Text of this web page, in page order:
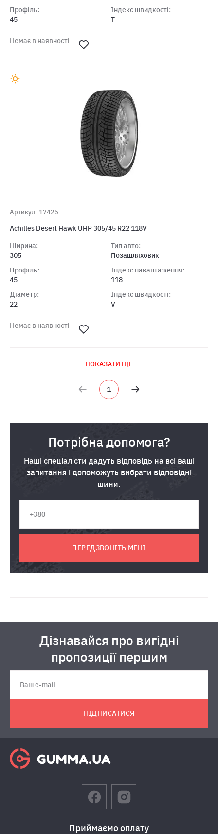
Профіль:
45
Індекс швидкості:
T
Немає в наявності
Артикул: 17425
Achilles Desert Hawk UHP 305/45 R22 118V
Ширина:
305
Профіль:
45
Діаметр:
22
Тип авто:
Позашляховик
Індекс навантаження:
118
Індекс швидкості:
V
Немає в наявності
ПОКАЗАТИ ЩЕ
1
Потрібна допомога?
Наші спеціалісти дадуть відповідь на всі ваші
запитання і допоможуть вибрати відповідні
шини.
ПЕРЕДЗВОНІТЬ МЕНІ
Дізнавайся про вигідні
пропозиції першим
ПІДПИСАТИСЯ
Приймаємо оплату